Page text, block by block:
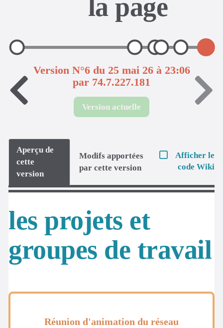
la page
Version N°6 du 25 mai 26 à 23:06
par 74.7.227.181
Version actuelle
Aperçu de
cette
version
Modifs apportées
par cette version
Afficher le
code Wiki